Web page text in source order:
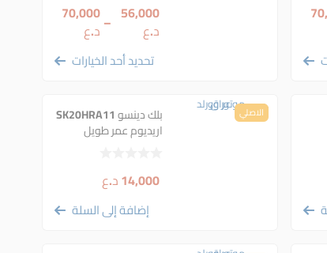
56,000
د.ع –
70,000
د.ع
تحديد أحد الخيارات
الاصلي بلك دينسو SK20HRA11
اريديوم عمر طويل
14,000د.ع
إضافة إلى السلة